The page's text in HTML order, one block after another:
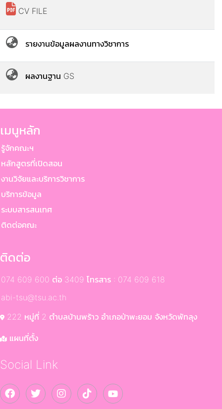
CV FILE
รายงานข้อมูลผลงานทางวิชาการ
ผลงานฐาน GS
เมนูหลัก
กคณะฯ
กสูตรที่เปิดสอน
นวิจัยและบริการวิชาการ
การข้อมูล
บบสารสนเทศ
ดต่อคณะ
ติดต่อ
609 600 ต่อ 3409 โทรสาร : 074 609 618
tsu@tsu.ac.th
222 หมู่ที่ 2 ตำบลบ้านพร้าว อำเภอป่าพะยอม จังหวัดพัทลุง
แผนที่ตั้ง
Social Link